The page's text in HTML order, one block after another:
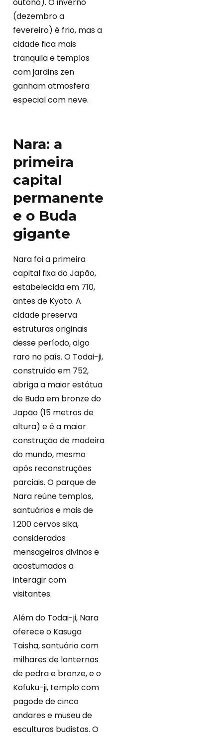
outono). O inverno
(dezembro a
fevereiro) é frio, mas a
cidade fica mais
tranquila e templos
com jardins zen
ganham atmosfera
especial com neve.
Nara: a
primeira
capital
permanente
e o Buda
gigante
Nara foi a primeira
capital fixa do Japão,
estabelecida em 710,
antes de Kyoto. A
cidade preserva
estruturas originais
desse período, algo
raro no país. O Todai-ji,
construído em 752,
abriga a maior estátua
de Buda em bronze do
Japão (15 metros de
altura) e é a maior
construção de madeira
do mundo, mesmo
após reconstruções
parciais. O parque de
Nara reúne templos,
santuários e mais de
1.200 cervos sika,
considerados
mensageiros divinos e
acostumados a
interagir com
visitantes.
Além do Todai-ji, Nara
oferece o Kasuga
Taisha, santuário com
milhares de lanternas
de pedra e bronze, e o
Kofuku-ji, templo com
pagode de cinco
andares e museu de
esculturas budistas. O